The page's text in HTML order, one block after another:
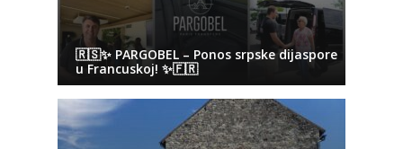
🇷🇸✨ PARGOBEL – Ponos srpske dijaspore
u Francuskoj! ✨🇫🇷